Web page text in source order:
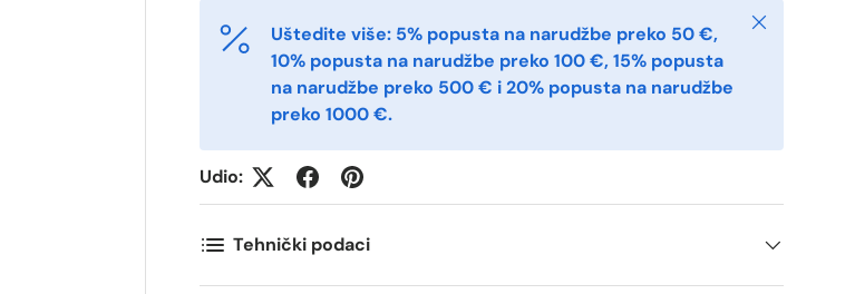
Uštedite više: 5% popusta na narudžbe preko 50 €,
10% popusta na narudžbe preko 100 €, 15% popusta
na narudžbe preko 500 € i 20% popusta na narudžbe
preko 1000 €.
Zatvoriti
Udio:
Tehnički podaci